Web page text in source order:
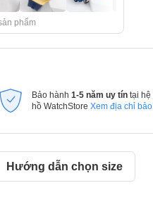
phẩm
Bảo hành 1-5 năm uy tín tại hệ
hồ WatchStore Xem địa chỉ
Hướng dẫn chọn size